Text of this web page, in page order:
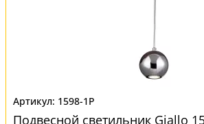
1598-1P
Подвесной светильник Giallo